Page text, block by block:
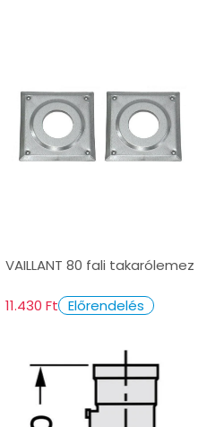
VAILLANT 80 fali takarólemez
11.430 Ft Előrendelés